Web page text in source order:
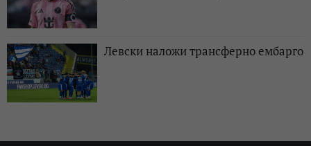
Левски наложи трансферно ембарго